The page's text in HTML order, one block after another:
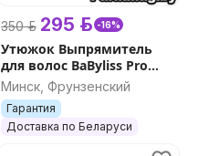
350 р. 295 р. -16%
Утюжок Выпрямитель
для волос BaByliss Pro
Sleek Expert (BAB2072EPE)
стайлер
Минск, Фрунзенский
Гарантия
Доставка по Беларуси